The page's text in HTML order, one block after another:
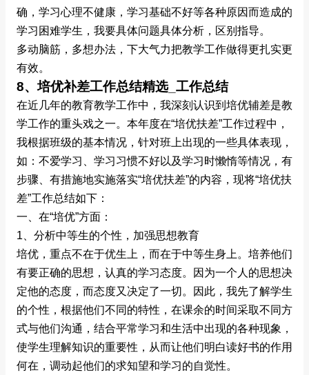
确，学习心理不健康，学习基础不好等各种原因而造成的
学习困难学生，我要具体问题具体分析，区别指导。
多动脑筋，多想办法，下大气力把教学工作做得更扎实更
有效。
8、培优补差工作总结精选_工作总结
在近几年的教育教学工作中，我深刻认识到培优辅差是教
学工作的重头戏之一。本年度在“培优扶差”工作过程中，
我根据班级的基本情况，针对班上出现的一些具体表现，
如：不爱学习、学习习惯不好以及学习时懒惰等情况，有
步骤、有措施地实施落实“培优扶差”的内容，现将“培优扶
差”工作总结如下：
一、在“培优”方面：
1、分析中等生的个性，加强思想教育
培优，重点不在于优生上，而在于中等生身上。培养他们
有要正确的思想，认真的学习态度。因为一个人的思想决
定他的态度，而态度又决定了一切。因此，我先了解学生
的个性，根据他们不同的特性，在课余的时间采取不同方
式与他们沟通，结合平常学习和生活中出现的各种现象，
使学生理解知识的重要性，从而让他们明白读好书的作用
何在，调动起他们的求知望和学习的自觉性。